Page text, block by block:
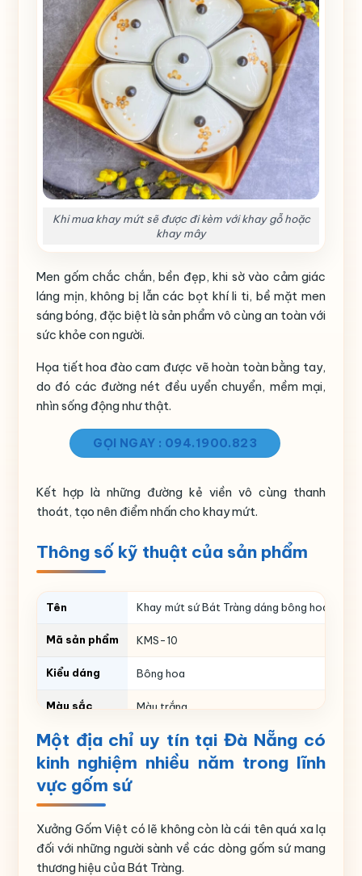
Khi mua khay mứt sẽ được đi kèm với khay gỗ hoặc
khay mây
Men gốm chắc chắn, bền đẹp, khi sờ vào cảm giác
láng mịn, không bị lẫn các bọt khí li ti, bề mặt men
sáng bóng, đặc biệt là sản phẩm vô cùng an toàn với
sức khỏe con người.
Họa tiết hoa đào cam được vẽ hoàn toàn bằng tay,
do đó các đường nét đều uyển chuyển, mềm mại,
nhìn sống động như thật.
GỌI NGAY : 094.1900.823
Kết hợp là những đường kẻ viền vô cùng thanh
thoát, tạo nên điểm nhấn cho khay mứt.
Thông số kỹ thuật của sản phẩm
Tên Khay mứt sứ Bát Tràng dáng bông hoa
Mã sản phẩm KMS-10
Kiểu dáng Bông hoa
Màu sắc Màu trắng
Họa tiết Hoa đào cam
Số lượng 5 ngăn, 1 hũ tròn, 1 khay gỗ hoặc 1 khay mây
Nguồn gốc
Một địa chỉ uy tín tại Đà Nẵng có
kinh nghiệm nhiều năm trong lĩnh
vực gốm sứ
Xưởng Gốm Việt có lẽ không còn là cái tên quá xa lạ
đối với những người sành về các dòng gốm sứ mang
thương hiệu của Bát Tràng.